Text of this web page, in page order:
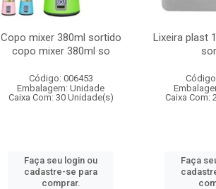
Copo mixer 380ml sortido
copo mixer 380ml so
Código: 006453
Embalagem: Unidade
Caixa Com: 30 Unidade(s)
Faça seu login ou
cadastre-se para
comprar.
Lixeira plast
Caixa Com:
Faça